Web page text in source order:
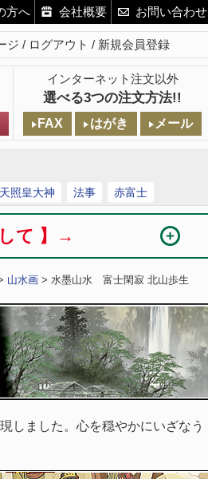
方へ 会社概要 お問い合わせ
ジ ログアウト 新規会員登録
インターネット注文以外
選べる3つの注文方法!!
FAX はがき メール
照皇大神 法事 赤富士
して 】→
山水画 > 水墨山水 富士閑寂 北山歩生
しました。心を穏やかにいざなう